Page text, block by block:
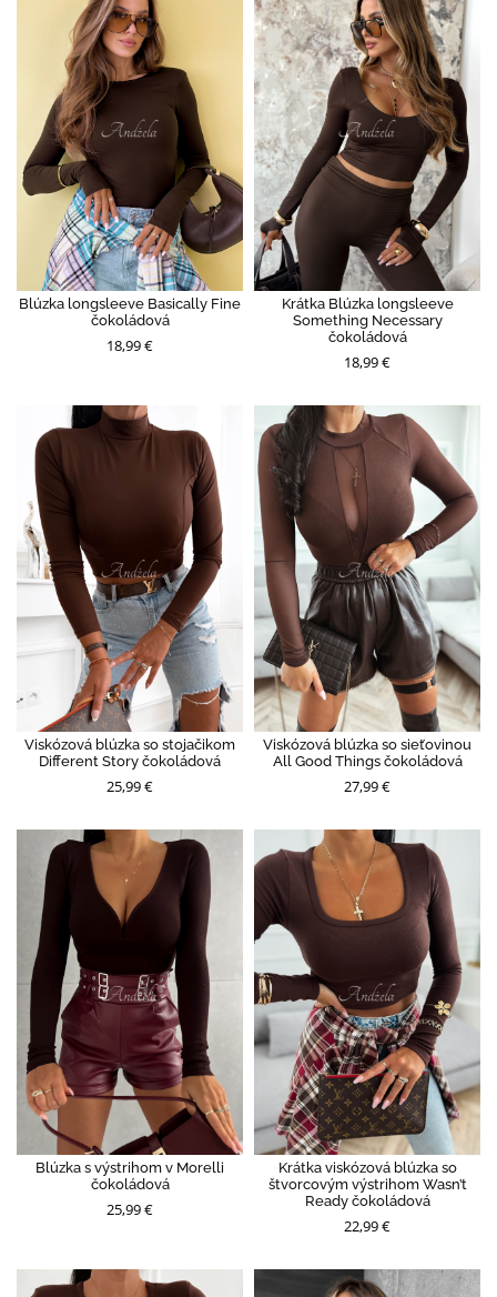
Blúzka longsleeve Basically Fine
čokoládová
18,99 €
Krátka Blúzka longsleeve
Something Necessary
čokoládová
18,99 €
Viskózová blúzka so stojačikom
Different Story čokoládová
25,99 €
Viskózová blúzka so sieťovinou
All Good Things čokoládová
27,99 €
Blúzka s výstrihom v Morelli
čokoládová
25,99 €
Krátka viskózová blúzka so
štvorcovým výstrihom Wasn’t
Ready čokoládová
22,99 €